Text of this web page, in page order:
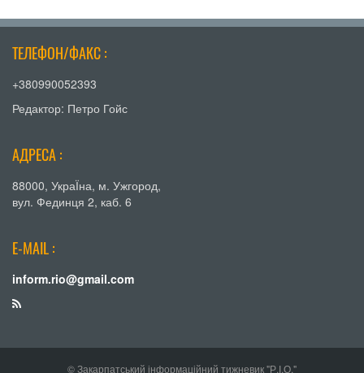
ТЕЛЕФОН/ФАКС :
+380990052393
Редактор: Петро Гойс
АДРЕСА :
88000, УкраЇна, м. Ужгород,
вул. Фединця 2, каб. 6
E-MAIL :
inform.rio@gmail.com
© Закарпатський інформаційний тижневик "Р.І.О."